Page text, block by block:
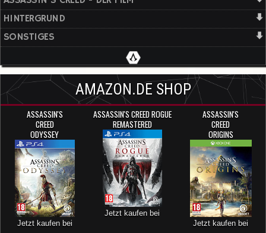
HINTERGRUND
SONSTIGES
AMAZON.DE SHOP
ASSASSIN'S
CREED
ODYSSEY
Jetzt kaufen bei
ASSASSIN'S CREED ROGUE
REMASTERED
Jetzt kaufen bei
ASSASSIN'S
CREED
ORIGINS
Jetzt kaufen bei